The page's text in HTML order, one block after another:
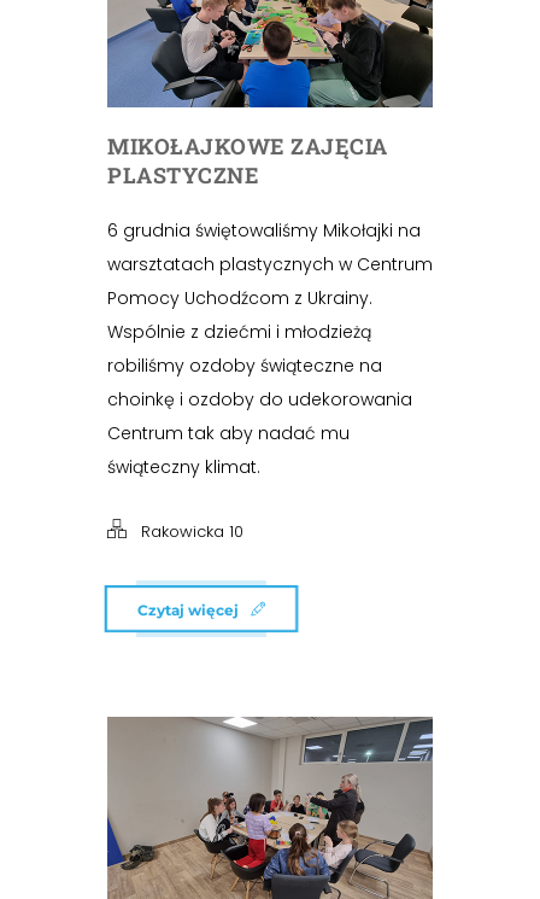
MIKOŁAJKOWE ZAJĘCIA
PLASTYCZNE
6 grudnia świętowaliśmy Mikołajki na
warsztatach plastycznych w Centrum
Pomocy Uchodźcom z Ukrainy.
Wspólnie z dziećmi i młodzieżą
robiliśmy ozdoby świąteczne na
choinkę i ozdoby do udekorowania
Centrum tak aby nadać mu
świąteczny klimat.
Rakowicka 10
Czytaj więcej